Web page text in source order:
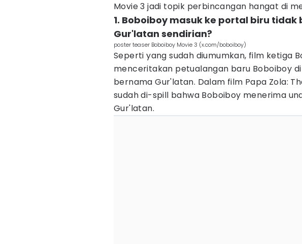
Movie 3 jadi topik perbincangan hangat di
1. Boboiboy masuk ke portal biru
Gur'latan sendirian?
poster teaser Boboiboy Movie 3 (x.com/boboiboy)
Seperti yang sudah diumumkan, film ketiga
menceritakan petualangan baru Boboiboy
bernama Gur'latan. Dalam film Papa Zola:
sudah di-spill bahwa Boboiboy menerima
Gur'latan.